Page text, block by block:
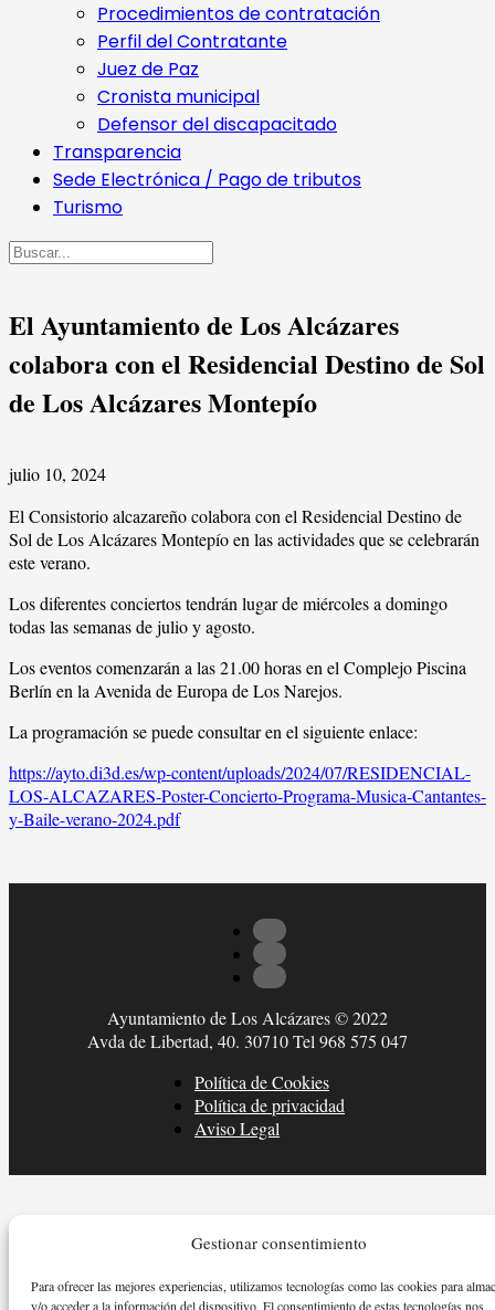
Gestionar consentimiento
Para ofrecer las mejores experiencias, utilizamos tecnologías como las cookies para
y/o acceder a la información del dispositivo. El consentimiento de estas tecnologías nos
Procedimientos de contratación
Perfil del Contratante
Juez de Paz
Cronista municipal
Defensor del discapacitado
Transparencia
Sede Electrónica / Pago de tributos
Turismo
Buscar
El Ayuntamiento de Los Alcázares
colabora con el Residencial Destino de Sol
de Los Alcázares Montepío
julio 10, 2024
El Consistorio alcazareño colabora con el Residencial Destino de
Sol de Los Alcázares Montepío en las actividades que se celebrarán
este verano.
Los diferentes conciertos tendrán lugar de miércoles a domingo
todas las semanas de julio y agosto.
Los eventos comenzarán a las 21.00 horas en el Complejo Piscina
Berlín en la Avenida de Europa de Los Narejos.
La programación se puede consultar en el siguiente enlace:
https://ayto.di3d.es/wp-content/uploads/2024/07/RESIDENCIAL-
LOS-ALCAZARES-Poster-Concierto-Programa-Musica-Cantantes-
y-Baile-verano-2024.pdf
Ayuntamiento de Los Alcázares © 2022
Avda de Libertad, 40. 30710 Tel 968 575 047
Política de Cookies
Política de privacidad
Aviso Legal